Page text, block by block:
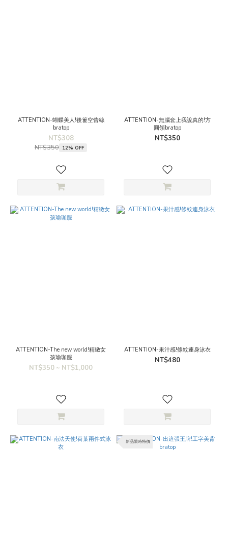
ATTENTION-蝴蝶美人!後簍空蕾絲
bratop
NT$308
NT$350 12% OFF
ATTENTION-無腦套上我說真的!方
圓領bratop
NT$350
ATTENTION-The new world!精緻女
孩瑜珈服
NT$350 ~ NT$1,000
ATTENTION-果汁感!條紋連身泳衣
NT$480
新品限時特價